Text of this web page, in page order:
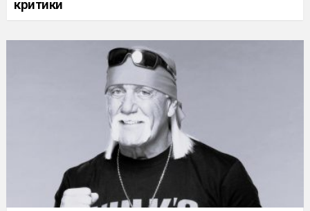
критики